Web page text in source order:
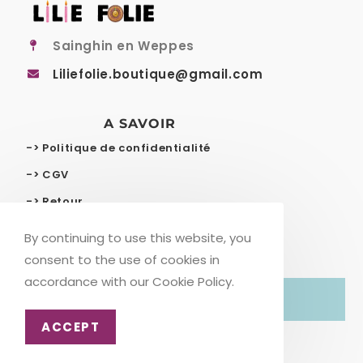
Sainghin en Weppes
Liliefolie.boutique@gmail.com
A SAVOIR
-> Politique de confidentialité
-> CGV
-> Retour
By continuing to use this website, you
consent to the use of cookies in
accordance with our Cookie Policy.
ACCEPT